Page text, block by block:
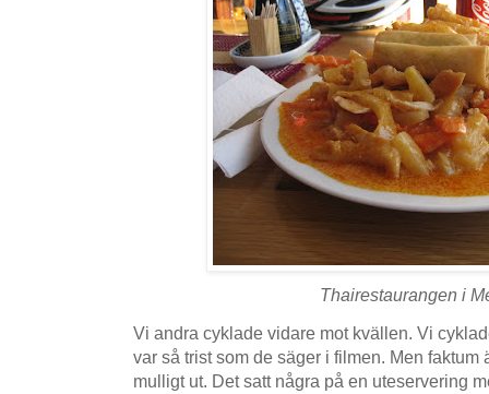
Thairestaurangen i
Vi andra cyklade vidare mot kvällen. Vi
var så trist som de säger i filmen. Men faktum
mulligt ut. Det satt några på en uteservering